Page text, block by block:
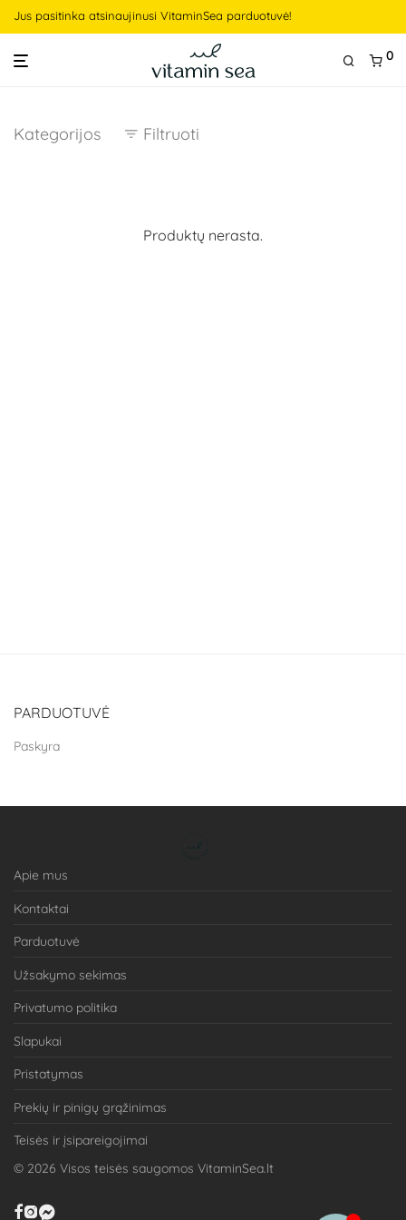
Jus pasitinka atsinaujinusi VitaminSea parduotuvė!
0
Kategorijos Filtruoti
Produktų nerasta.
PARDUOTUVĖ
Paskyra
Apie mus
Kontaktai
Parduotuvė
Užsakymo sekimas
Privatumo politika
Slapukai
Pristatymas
Prekių ir pinigų grąžinimas
Teisės ir įsipareigojimai
© 2026 Visos teisės saugomos VitaminSea.lt